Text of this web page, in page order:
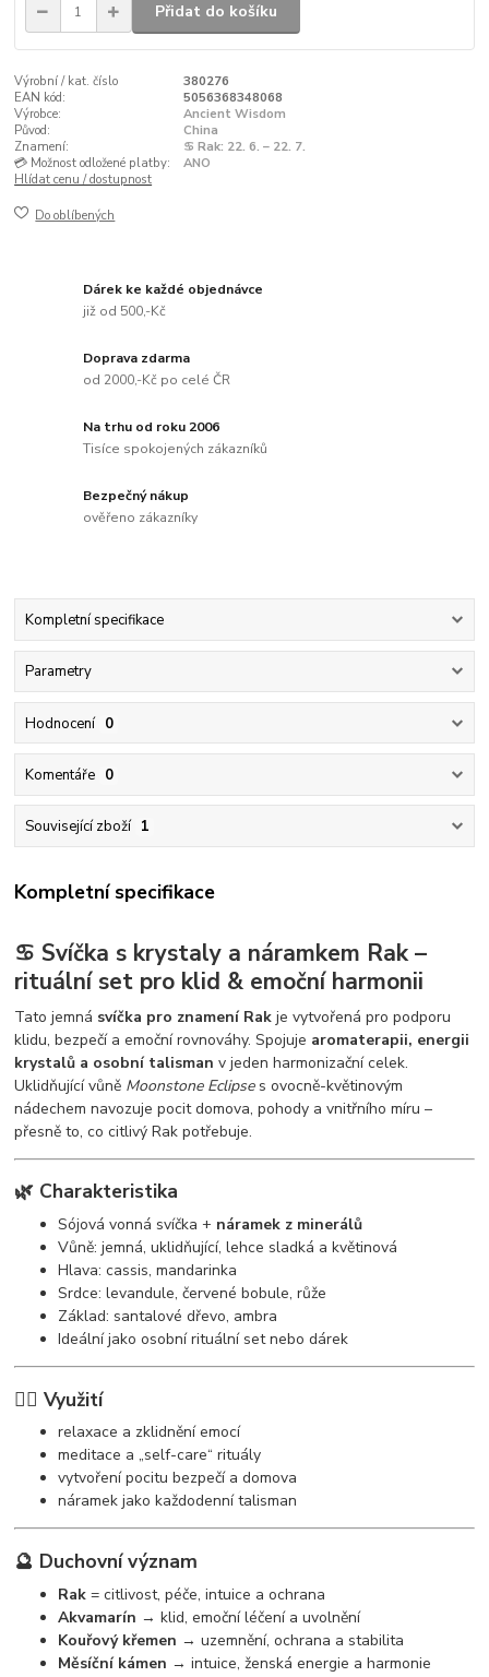
Přidat do košíku
Výrobní / kat. číslo
380276
EAN kód:
5056368348068
Výrobce:
Ancient Wisdom
Původ:
China
Znamení:
♋ Rak: 22. 6. – 22. 7.
💳 Možnost odložené platby:
ANO
Hlídat cenu / dostupnost
Do oblíbených
Dárek ke každé objednávce
již od 500,-Kč
Doprava zdarma
od 2000,-Kč po celé ČR
Na trhu od roku 2006
Tisíce spokojených zákazníků
Bezpečný nákup
ověřeno zákazníky
Kompletní specifikace
Parametry
Hodnocení 0
Komentáře 0
Související zboží 1
Kompletní specifikace
♋ Svíčka s krystaly a náramkem Rak –
rituální set pro klid & emoční harmonii
Tato jemná svíčka pro znamení Rak je vytvořená pro podporu
klidu, bezpečí a emoční rovnováhy. Spojuje aromaterapii, energii
krystalů a osobní talisman v jeden harmonizační celek.
Uklidňující vůně Moonstone Eclipses ovocně-květinovým
nádechem navozuje pocit domova, pohody a vnitřního míru –
přesně to, co citlivý Rak potřebuje.
🌿 Charakteristika
Sójová vonná svíčka + náramek z minerálů
Vůně: jemná, uklidňující, lehce sladká a květinová
Hlava: cassis, mandarinka
Srdce: levandule, červené bobule, růže
Základ: santalové dřevo, ambra
Ideální jako osobní rituální set nebo dárek
🧘‍♀️ Využití
relaxace a zklidnění emocí
meditace a „self-care“ rituály
vytvoření pocitu bezpečí a domova
náramek jako každodenní talisman
🔮 Duchovní význam
Rak = citlivost, péče, intuice a ochrana
Akvamarín → klid, emoční léčení a uvolnění
Kouřový křemen → uzemnění, ochrana a stabilita
Měsíční kámen → intuice, ženská energie a harmonie